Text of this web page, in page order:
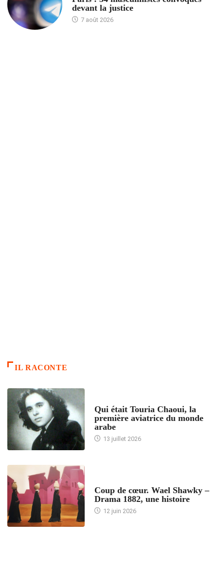
devant la justice
7 août 2026
IL RACONTE
Qui était Touria Chaoui, la
première aviatrice du monde
arabe
13 juillet 2026
Coup de cœur. Wael Shawky –
Drama 1882, une histoire
12 juin 2026